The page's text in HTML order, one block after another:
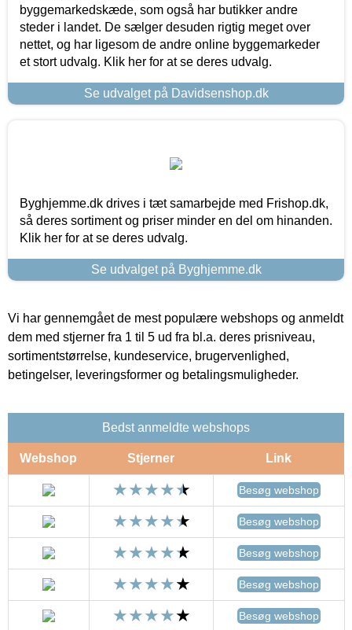
byggemarkedskæde, som også har butikker andre
steder i landet. De sælger desuden rigtig meget over
nettet, og har ligesom de andre online byggemarkeder
et stort udvalg. Klik her for at se deres udvalg.
Se udvalget på Davidsenshop.dk
Byghjemme.dk drives i tæt samarbejde med Frishop.dk,
så deres sortiment og priser minder en del om hinanden.
Klik her for at se deres udvalg.
Se udvalget på Byghjemme.dk
Vi har gennemgået de mest populære webshops og anmeldt
dem med stjerner fra 1 til 5 ud fra bl.a. deres prisniveau,
sortimentstørrelse, kundeservice, brugervenlighed,
betingelser, leveringsformer og betalingsmuligheder.
Bedst anmeldte webshops
Webshop Stjerner Link
Besøg webshop
Besøg webshop
Besøg webshop
Besøg webshop
Besøg webshop